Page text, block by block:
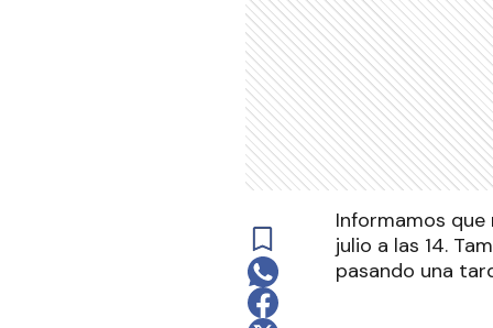
Informamos que
julio a las 14.
pasando una